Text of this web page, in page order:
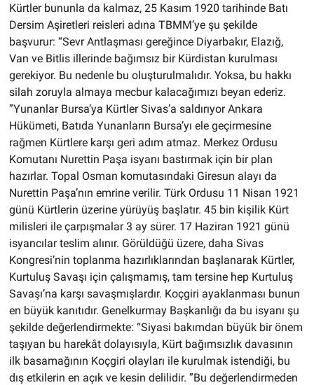
Kürtler bununla da kalmaz, 25 Kasım 1920 tarihinde Batı
Dersim Aşiretleri reisleri adına TBMM’ye şu şekilde
başvurur: “Sevr Antlaşması gereğince Diyarbakır, Elazığ,
Van ve Bitlis illerinde bağımsız bir Kürdistan kurulması
gerekiyor. Bu nedenle bu oluşturulmalıdır. Yoksa, bu hakkı
silah zoruyla almaya mecbur kalacağımızı beyan ederiz.
”Yunanlar Bursa’ya Kürtler Sivas’a saldırıyor Ankara
Hükümeti, Batıda Yunanların Bursa’yı ele geçirmesine
rağmen Kürtlere karşı geri adım atmaz. Merkez Ordusu
Komutanı Nurettin Paşa isyanı bastırmak için bir plan
hazırlar. Topal Osman komutasındaki Giresun alayı da
Nurettin Paşa’nın emrine verilir. Türk Ordusu 11 Nisan 1921
günü Kürtlerin üzerine yürüyüş başlatır. 45 bin kişilik Kürt
milisleri ile çarpışmalar 3 ay sürer. 17 Haziran 1921 günü
isyancılar teslim alınır. Görüldüğü üzere, daha Sivas
Kongresi’nin toplanma hazırlıklarından başlanarak Kürtler,
Kurtuluş Savaşı için çalışmamış, tam tersine hep Kurtuluş
Savaşı’na karşı savaşmışlardır. Koçgiri ayaklanması bunun
en büyük kanıtıdır. Genelkurmay Başkanlığı da bu isyanı şu
şekilde değerlendirmekte: “Siyasi bakımdan büyük bir önem
taşıyan bu harekât dolayısıyla, Kürt bağımsızlık davasının
ilk basamağının Koçgiri olayları ile kurulmak istendiği, bu
dış etkilerin en açık ve kesin delilidir. ”Bu değerlendirmeden